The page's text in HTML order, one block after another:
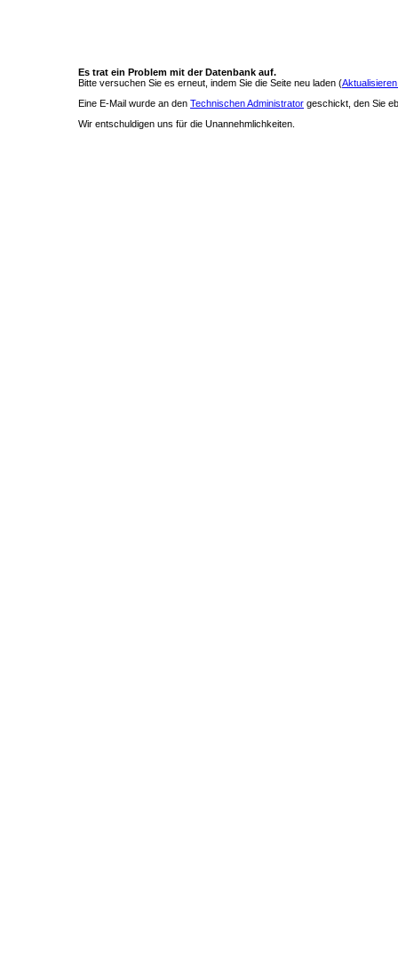
Es trat ein Problem mit der Datenbank auf.
Bitte versuchen Sie es erneut, indem Sie die Seite neu laden (
Eine E-Mail wurde an den Technischen Administrator geschickt, den Sie
Wir entschuldigen uns für die Unannehmlichkeiten.